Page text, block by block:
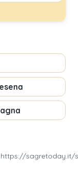
https://